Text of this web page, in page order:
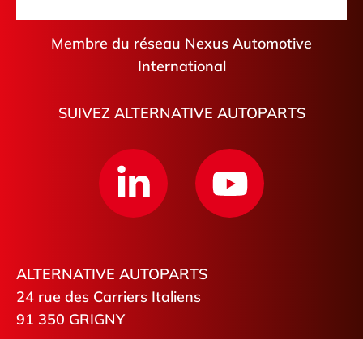
Membre du réseau Nexus Automotive
International
SUIVEZ ALTERNATIVE AUTOPARTS
ALTERNATIVE AUTOPARTS
24 rue des Carriers Italiens
91 350 GRIGNY